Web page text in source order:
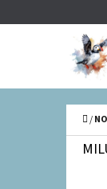
/
Í
Zpět
obchodu
Zpět
obchodu